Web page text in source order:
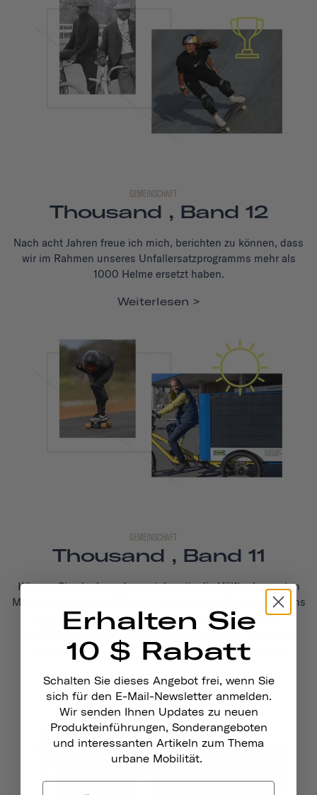
GEMEINSCHAFT
Thousand , Band 12
Nach acht Jahren freue ich mich, berichten zu können, dass
wir im Rahmen unseres Unfallersatzprogramms mehr als
1000 Helme ersetzt haben.
Weiterlesen
GEMEINSCHAFT
Thousand , Band 11
Können Sie glauben, dass wir bereits die Hälfte des ersten
Monats des Jahres 2023 hinter uns haben? Während wir uns
auf alles vorbereiten, was dieses neue Jahr für uns
bereithält, haben wir viel Zeit damit verbracht, über alles
nachzudenken, was wir im Jahr 2022 erreicht haben.
Weiterlesen
Erhalten Sie
10 $ Rabatt
Schalten Sie dieses Angebot frei, wenn Sie
sich für den E-Mail-Newsletter anmelden.
Wir senden Ihnen Updates zu neuen
Produkteinführungen, Sonderangeboten
und interessanten Artikeln zum Thema
urbane Mobilität.